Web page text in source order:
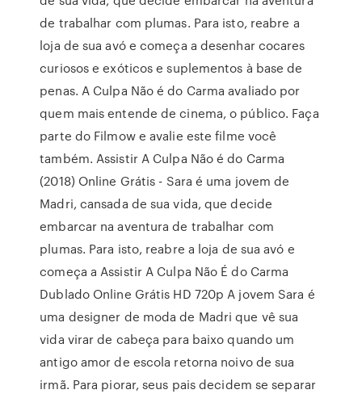
de trabalhar com plumas. Para isto, reabre a
loja de sua avó e começa a desenhar cocares
curiosos e exóticos e suplementos à base de
penas. A Culpa Não é do Carma avaliado por
quem mais entende de cinema, o público. Faça
parte do Filmow e avalie este filme você
também. Assistir A Culpa Não é do Carma
(2018) Online Grátis - Sara é uma jovem de
Madri, cansada de sua vida, que decide
embarcar na aventura de trabalhar com
plumas. Para isto, reabre a loja de sua avó e
começa a Assistir A Culpa Não É do Carma
Dublado Online Grátis HD 720p A jovem Sara é
uma designer de moda de Madri que vê sua
vida virar de cabeça para baixo quando um
antigo amor de escola retorna noivo de sua
irmã. Para piorar, seus pais decidem se separar